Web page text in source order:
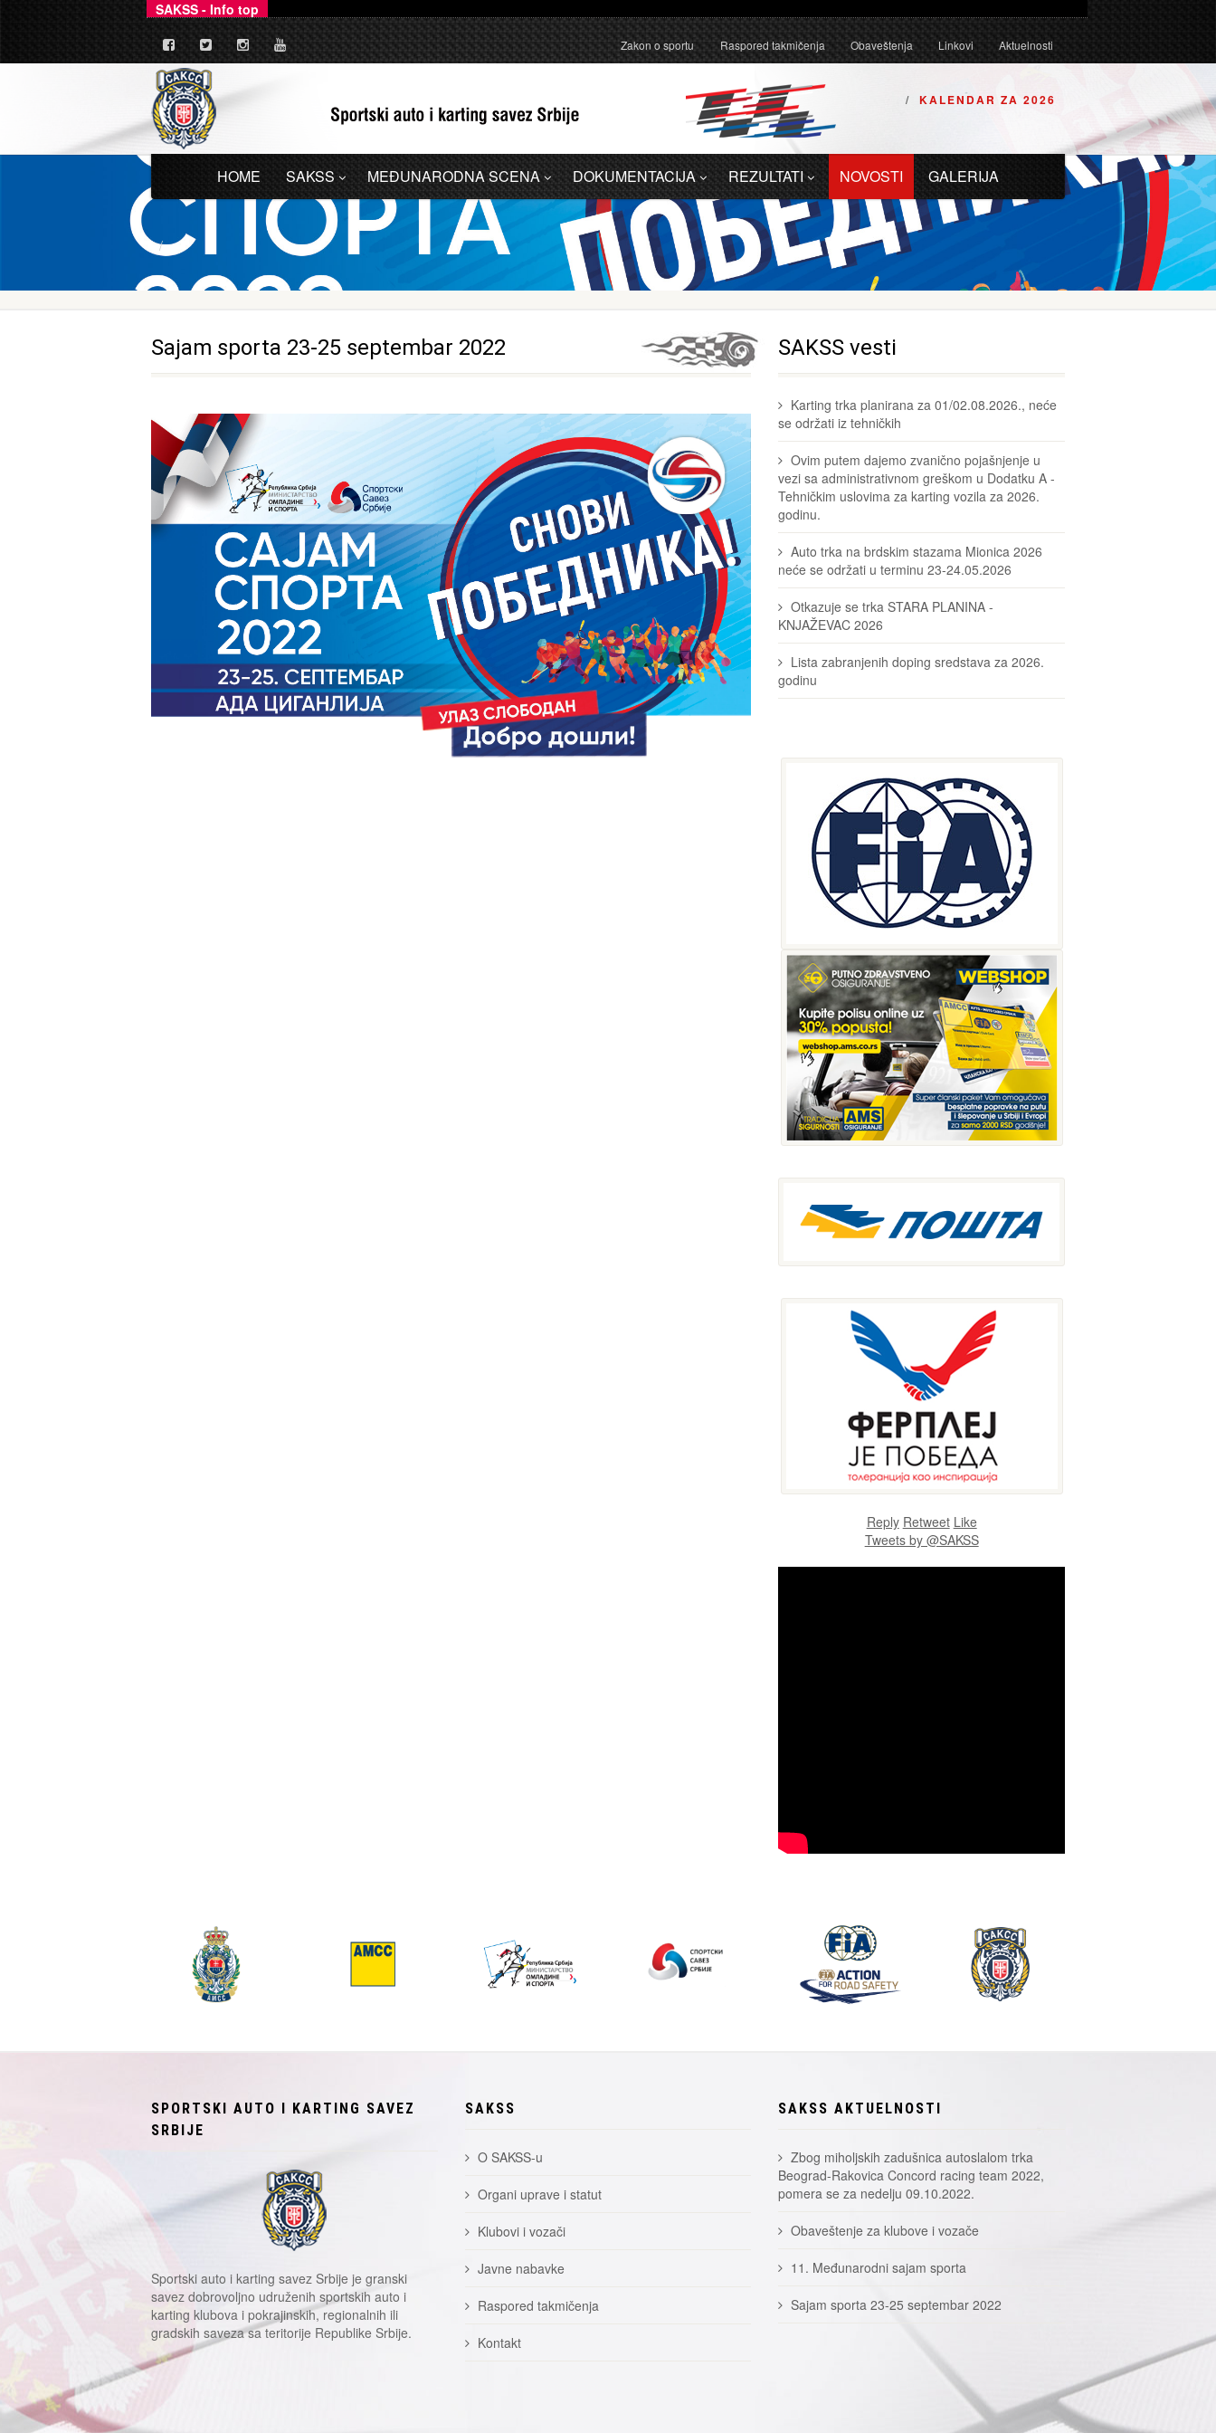
SAKSS - Info top
Zakon o sportu Raspored takmičenja Obaveštenja Linkovi Aktuelnosti
KALENDAR ZA 2026
HOME SAKSS MEĐUNARODNA SCENA DOKUMENTACIJA REZULTATI NOVOSTI GALERIJA
Sajam sporta 23-25 septembar 2022 SAKSS vesti
Karting trka planirana za 01/02.08.2026., neće
se održati iz tehničkih
Ovim putem dajemo zvanično pojašnjenje u
vezi sa administrativnom greškom u Dodatku A -
Tehničkim uslovima za karting vozila za 2026.
godinu.
Auto trka na brdskim stazama Mionica 2026
neće se održati u terminu 23-24.05.2026
Otkazuje se trka STARA PLANINA -
KNJAŽEVAC 2026
Lista zabranjenih doping sredstava za 2026.
godinu
Reply Retweet Like
Tweets by @SAKSS
SPORTSKI AUTO I KARTING SAVEZ
SRBIJE
Sportski auto i karting savez Srbije je granski
savez dobrovoljno udruženih sportskih auto i
karting klubova i pokrajinskih, regionalnih ili
gradskih saveza sa teritorije Republike Srbije.
SAKSS
O SAKSS-u
Organi uprave i statut
Klubovi i vozači
Javne nabavke
Raspored takmičenja
Kontakt
SAKSS AKTUELNOSTI
Zbog miholjskih zadušnica autoslalom trka
Beograd-Rakovica Concord racing team 2022,
pomera se za nedelju 09.10.2022.
Obaveštenje za klubove i vozače
11. Međunarodni sajam sporta
Sajam sporta 23-25 septembar 2022